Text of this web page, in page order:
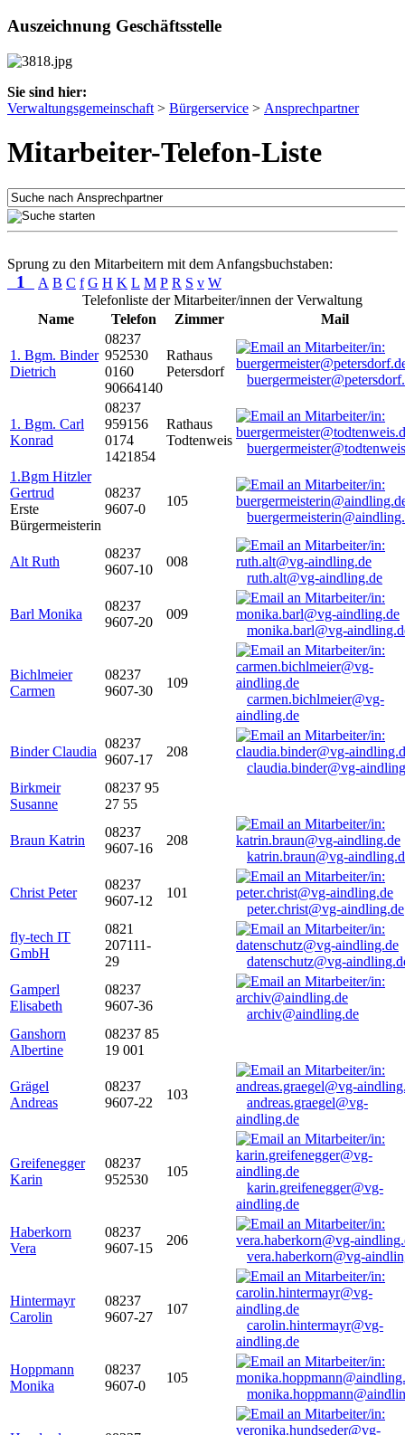
Auszeichnung Geschäftsstelle
Sie sind hier:
Verwaltungsgemeinschaft > Bürgerservice > Ansprechpartner
Mitarbeiter-Telefon-Liste
Sprung zu den Mitarbeitern mit dem Anfangsbuchstaben:
1 A B C f G H K L M P R S v W
Telefonliste der Mitarbeiter/innen der Verwaltung
Name
Telefon Zimmer Mail
1. Bgm. Binder
Dietrich
08237
952530
0160
90664140
Rathaus
Petersdorf
1. Bgm. Carl
Konrad
08237
959156
0174
1421854
Rathaus
Todtenweis
1.Bgm Hitzler
Gertrud
Erste
Bürgermeisterin
08237
9607-0
105
Alt Ruth
08237
9607-10
008
ruth.alt@vg-aindling.de
Barl Monika
08237
9607-20
009
monika.barl@vg-
Bichlmeier
Carmen
08237
9607-30
109
carmen.bichlmeier@vg-
aindling.de
Binder Claudia
08237
9607-17
208
claudia.binder@vg-
Birkmeir
Susanne
08237 95
27 55
Braun Katrin
08237
9607-16
208
katrin.braun@vg-
Christ Peter
08237
9607-12
101
peter.christ@vg-aindling.de
fly-tech IT
GmbH
0821
207111-
29
datenschutz@vg-
Gamperl
Elisabeth
08237
9607-36
archiv@aindling.de
Ganshorn
Albertine
08237 85
19 001
Grägel
Andreas
08237
9607-22
103
andreas.graegel@vg-
aindling.de
Greifenegger
Karin
08237
952530
105
karin.greifenegger@vg-
aindling.de
Haberkorn
Vera
08237
9607-15
206
vera.haberkorn@vg-
Hintermayr
Carolin
08237
9607-27
107
carolin.hintermayr@vg-
aindling.de
Hoppmann
Monika
08237
9607-0
105